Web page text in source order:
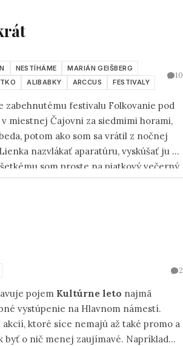
NESTÍHÁME
MARIÁN GEIŠBERG
ALIBABKY ARCCUS FESTIVALY
10
festivalu Folkovanie pod
miestnej Čajovni za siedmimi horami,
potom ako som sa vrátil z nočnej
nazvlákať aparatúru, vyskúšať ju a
som proste na piatkový večerný
2
pojem Kultúrne leto najmä
vystúpenie na Hlavnom námestí.
ktoré síce nemajú až také promo a
byť o nič menej zaujímavé. Napríklad...